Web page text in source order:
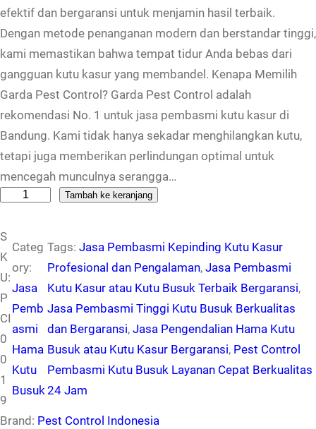
efektif dan bergaransi untuk menjamin hasil terbaik.
Dengan metode penanganan modern dan berstandar tinggi,
kami memastikan bahwa tempat tidur Anda bebas dari
gangguan kutu kasur yang membandel. Kenapa Memilih
Garda Pest Control? Garda Pest Control adalah
rekomendasi No. 1 untuk jasa pembasmi kutu kasur di
Bandung. Kami tidak hanya sekadar menghilangkan kutu,
tetapi juga memberikan perlindungan optimal untuk
mencegah munculnya serangga…
a
n
t
i
t
a
s
J
a
s
Tambah ke keranjang
S
K
U:
P
CI
0
0
1
9
Categ
ory:
Jasa
Pemb
asmi
Hama
Kutu
Busuk
Tags: Jasa Pembasmi Kepinding Kutu Kasur
Profesional dan Pengalaman, Jasa Pembasmi
Kutu Kasur atau Kutu Busuk Terbaik Bergaransi,
Jasa Pembasmi Tinggi Kutu Busuk Berkualitas
dan Bergaransi, Jasa Pengendalian Hama Kutu
Busuk atau Kutu Kasur Bergaransi, Pest Control
Pembasmi Kutu Busuk Layanan Cepat Berkualitas
24 Jam
Brand: Pest Control Indonesia